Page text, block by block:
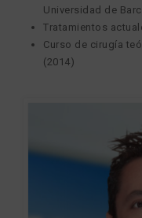
Universidad de
Tratamientos
Curso de cirugía
(2014)